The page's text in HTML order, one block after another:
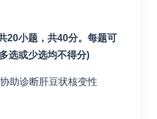
20小题，共40分。每题可
多选或少选均不得分)
助诊断肝豆状核变性